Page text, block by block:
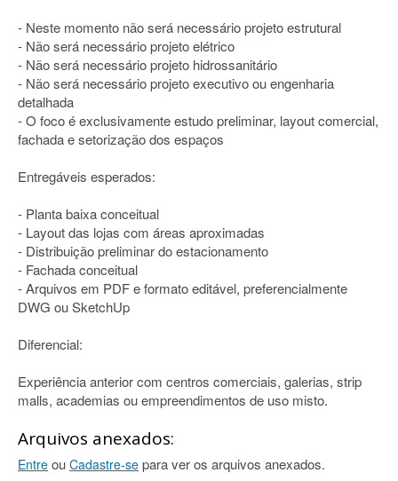
- Neste momento não será necessário projeto estrutural
- Não será necessário projeto elétrico
- Não será necessário projeto hidrossanitário
- Não será necessário projeto executivo ou engenharia
detalhada
- O foco é exclusivamente estudo preliminar, layout comercial,
fachada e setorização dos espaços
Entregáveis esperados:
- Planta baixa conceitual
- Layout das lojas com áreas aproximadas
- Distribuição preliminar do estacionamento
- Fachada conceitual
- Arquivos em PDF e formato editável, preferencialmente
DWG ou SketchUp
Diferencial:
Experiência anterior com centros comerciais, galerias, strip
malls, academias ou empreendimentos de uso misto.
Arquivos anexados:
Entre ou Cadastre-se para ver os arquivos anexados.